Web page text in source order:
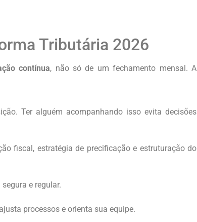
Tributária 2026
contínua, não só de um fechamento mensal. A
Ter alguém acompanhando isso evita decisões
fiscal, estratégia de precificação e estruturação do
e regular.
processos e orienta sua equipe.